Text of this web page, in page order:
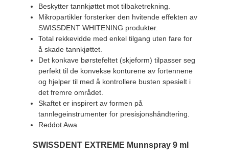
Beskytter tannkjøttet mot tilbaketrekning.
Mikropartikler forsterker den hvitende effekten av
SWISSDENT WHITENING produkter.
Total rekkevidde med enkel tilgang uten fare for
å skade tannkjøttet.
Det konkave børstefeltet (skjeform) tilpasser seg
perfekt til de konvekse konturene av fortennene
og hjelper til med å kontrollere busten spesielt i
det fremre området.
Skaftet er inspirert av formen på
tannlegeinstrumenter for presisjonshåndtering.
Reddot Awa
SWISSDENT EXTREME Munnspray 9 ml